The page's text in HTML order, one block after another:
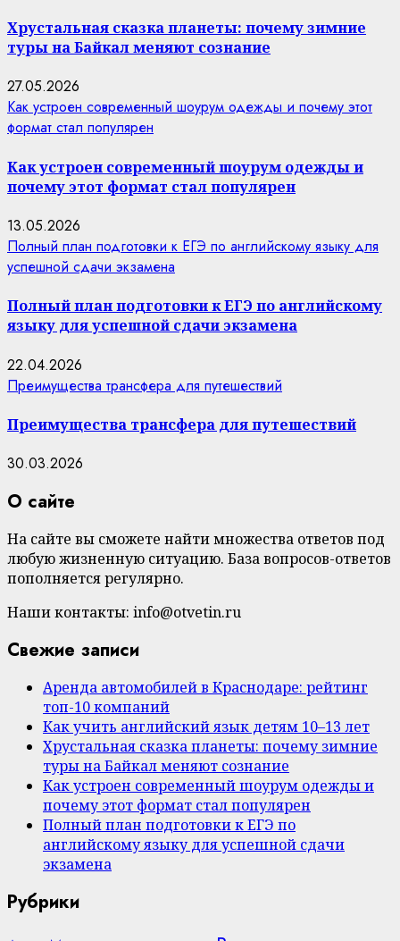
Хрустальная сказка планеты: почему зимние
туры на Байкал меняют сознание
27.05.2026
Как устроен современный шоурум одежды и почему этот
формат стал популярен
Как устроен современный шоурум одежды и
почему этот формат стал популярен
13.05.2026
Полный план подготовки к ЕГЭ по английскому языку для
успешной сдачи экзамена
Полный план подготовки к ЕГЭ по английскому
языку для успешной сдачи экзамена
22.04.2026
Преимущества трансфера для путешествий
Преимущества трансфера для путешествий
30.03.2026
О сайте
На сайте вы сможете найти множества ответов под
любую жизненную ситуацию. База вопросов-ответов
пополняется регулярно.
Наши контакты: info@otvetin.ru
Свежие записи
Аренда автомобилей в Краснодаре: рейтинг
топ-10 компаний
Как учить английский язык детям 10–13 лет
Хрустальная сказка планеты: почему зимние
туры на Байкал меняют сознание
Как устроен современный шоурум одежды и
почему этот формат стал популярен
Полный план подготовки к ЕГЭ по
английскому языку для успешной сдачи
экзамена
Рубрики